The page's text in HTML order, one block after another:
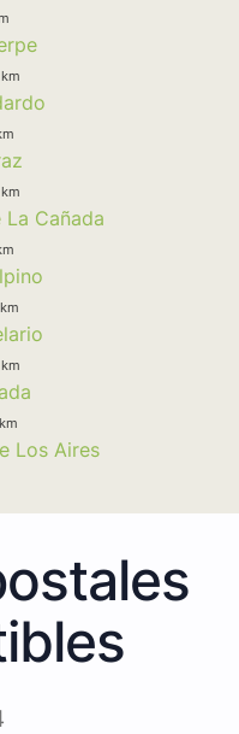
Cañada
Los Aires